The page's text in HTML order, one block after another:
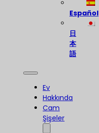
Español
日
本
語
Ev
Hakkında
Cam
Şişeler